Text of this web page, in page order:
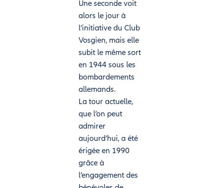
Une seconde voit
alors le jour à
l’initiative du Club
Vosgien, mais elle
subit le même sort
en 1944 sous les
bombardements
allemands.
La tour actuelle,
que l’on peut
admirer
aujourd’hui, a été
érigée en 1990
grâce à
l’engagement des